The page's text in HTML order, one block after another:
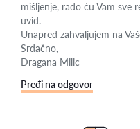
mišljenje, rado ću Vam sve
uvid.
Unapred zahvaljujem na
Srdačno,
Dragana Milic
Pređi na odgovor